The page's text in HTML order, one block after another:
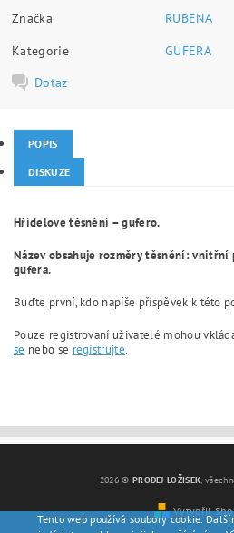
Značka
RUBENA
Kategorie
GUFERA
Dotaz
POPIS
DISKUZE
Hřídelové těsnění – gufero.
Název obsahuje rozměry těsnění: vnitřní
gufera.
Buďte první, kdo napíše příspěvek k této
Pouze registrovaní uživatelé mohou
se nebo se registrujte.
2026 © PRODEJ LOŽISEK,
Vytvořil
Tento web používá soubory cookie.